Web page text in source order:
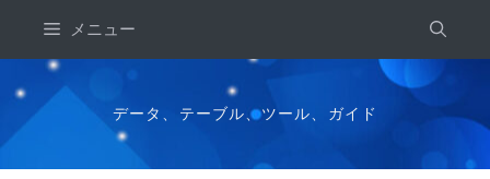
ン
ツ
メニュー
データ、テーブル、ツール、ガイド